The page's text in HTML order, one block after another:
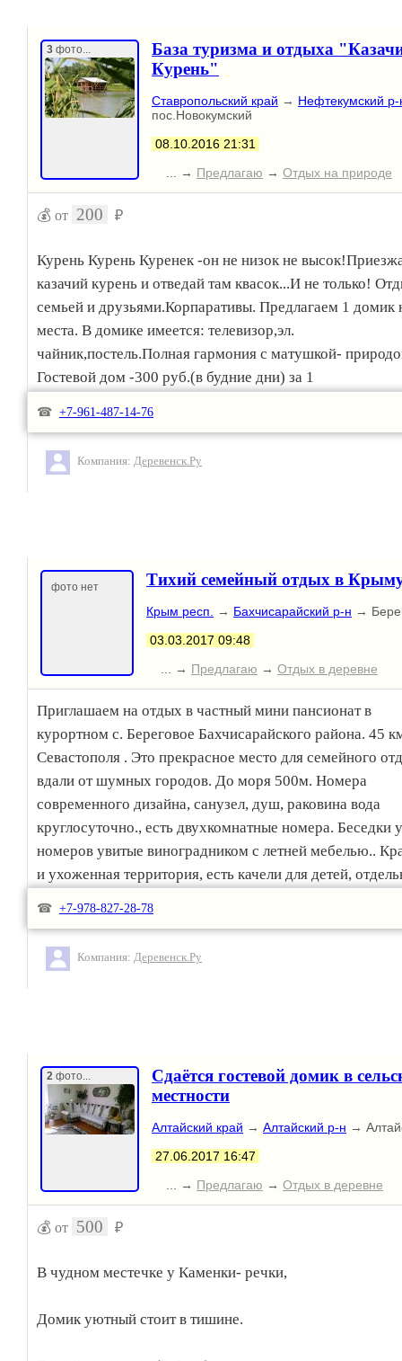
3 фото...
База туризма и отдыха
Курень"
Ставропольский край → Нефтекумский р-
пос.Новокумский
08.10.2016 21:31
... → Предлагаю → Отдых на природе
💰 от 200 ₽
Курень Курень Куренек -он не низок не
казачий курень и отведай там квасок...И не только!
семьей и друзьями.Корпаративы. Предлагаем 1 домик
места. В домике имеется: телевизор,эл.
чайник,постель.Полная гармония с матушкой-
Гостевой дом -300 руб.(в будние дни) за 1
для детей без занятия отдельного места.Отдых на
200 руб с человека.
☎ +7-961-487-14-76
Компания: Деревенск.Ру
фото нет Тихий семейный отдых в
Крым респ. → Бахчисарайский р-н →
03.03.2017 09:48
... → Предлагаю → Отдых в деревне
Приглашаем на отдых в частный мини пансионат в
курортном с. Береговое Бахчисарайского района. 45
Севастополя . Это прекрасное место для семейного
вдали от шумных городов. До моря 500м. Номера
современного дизайна, санузел, душ, раковина вода
круглосуточно., есть двухкомнатные номера. Беседки у
номеров увитые виноградником с летней мебелью..
и ухоженная территория, есть качели для детей,
Бесплатная стоянка для автомобилей. За
плату предоставляем услуги трансфера из
☎ +7-978-827-28-78
Компания: Деревенск.Ру
2 фото...
Сдаётся гостевой домик в
местности
Алтайский край → Алтайский р-н →
27.06.2017 16:47
... → Предлагаю → Отдых в деревне
💰 от 500 ₽
В чудном местечке у Каменки- речки,
Домик уютный стоит в тишине.